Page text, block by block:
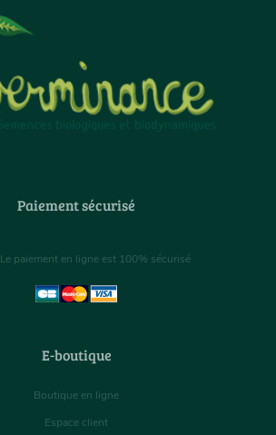
Paiement sécurisé
Le paiement en ligne est 100% sécurisé
E-boutique
Boutique en ligne
Espace client